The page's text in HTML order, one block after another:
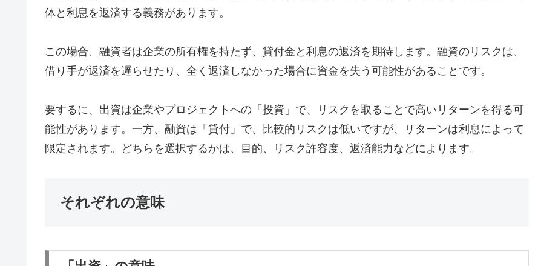
体と利息を返済する義務があります。
この場合、融資者は企業の所有権を持たず、貸付金と利息の返済を期待します。融資のリスクは、
借り手が返済を遅らせたり、全く返済しなかった場合に資金を失う可能性があることです。
要するに、出資は企業やプロジェクトへの「投資」で、リスクを取ることで高いリターンを得る可
能性があります。一方、融資は「貸付」で、比較的リスクは低いですが、リターンは利息によって
限定されます。どちらを選択するかは、目的、リスク許容度、返済能力などによります。
それぞれの意味